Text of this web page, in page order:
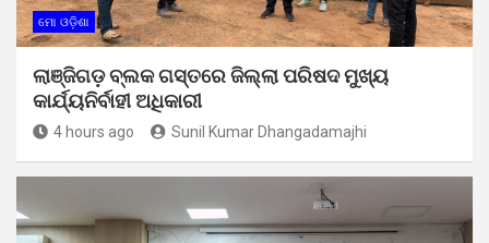
ମୋ ଓଡ଼ିଶା
ଲାଞ୍ଜିଗଡ଼ ବ୍ଲକ ଗସ୍ତରେ ଜିଲ୍ଲା ପରିଷଦ ମୁଖ୍ୟ
କାର୍ଯ୍ୟନିର୍ବାହୀ ଅଧିକାରୀ
4 hours ago Sunil Kumar Dhangadamajhi